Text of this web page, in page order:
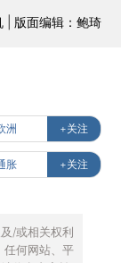
| 版面编辑：鲍琦
洲 +关注
胀 +关注
/或相关权利
任何网站、平